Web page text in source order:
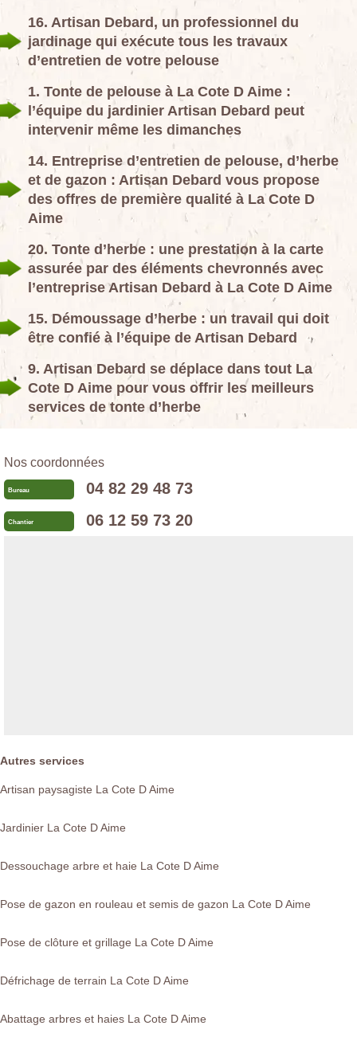
16. Artisan Debard, un professionnel du
jardinage qui exécute tous les travaux
d’entretien de votre pelouse
1. Tonte de pelouse à La Cote D Aime :
l’équipe du jardinier Artisan Debard peut
intervenir même les dimanches
14. Entreprise d’entretien de pelouse, d’herbe
et de gazon : Artisan Debard vous propose
des offres de première qualité à La Cote D
Aime
20. Tonte d’herbe : une prestation à la carte
assurée par des éléments chevronnés avec
l’entreprise Artisan Debard à La Cote D Aime
15. Démoussage d’herbe : un travail qui doit
être confié à l’équipe de Artisan Debard
9. Artisan Debard se déplace dans tout La
Cote D Aime pour vous offrir les meilleurs
services de tonte d’herbe
Nos coordonnées
Bureau 04 82 29 48 73
Chantier 06 12 59 73 20
Autres services
Artisan paysagiste La Cote D Aime
Jardinier La Cote D Aime
Dessouchage arbre et haie La Cote D Aime
Pose de gazon en rouleau et semis de gazon La Cote D Aime
Pose de clôture et grillage La Cote D Aime
Défrichage de terrain La Cote D Aime
Abattage arbres et haies La Cote D Aime